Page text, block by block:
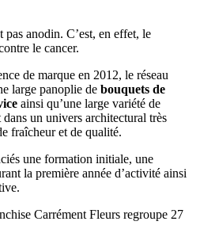
anodin. C’est, en effet, le
le cancer.
de marque en 2012, le réseau
large panoplie de bouquets de
ainsi qu’une large variété de
un univers architectural très
fraîcheur et de qualité.
une formation initiale, une
la première année d’activité ainsi
Carrément Fleurs regroupe 27